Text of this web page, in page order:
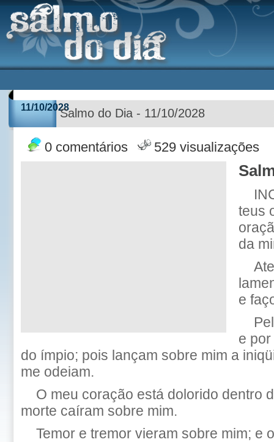
11/10/2028Salmo do Dia - 11/10/2028
0 comentários 529 visualizações
teus
da
e
e
do ímpio; pois lançam sobre mim a
me odeiam.
O meu coração está dolorido dentro
morte caíram sobre mim.
Temor e tremor vieram sobre mim; e